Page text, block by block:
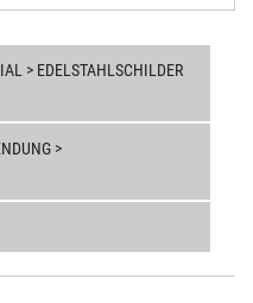
> EDELSTAHLSCHILDER
>